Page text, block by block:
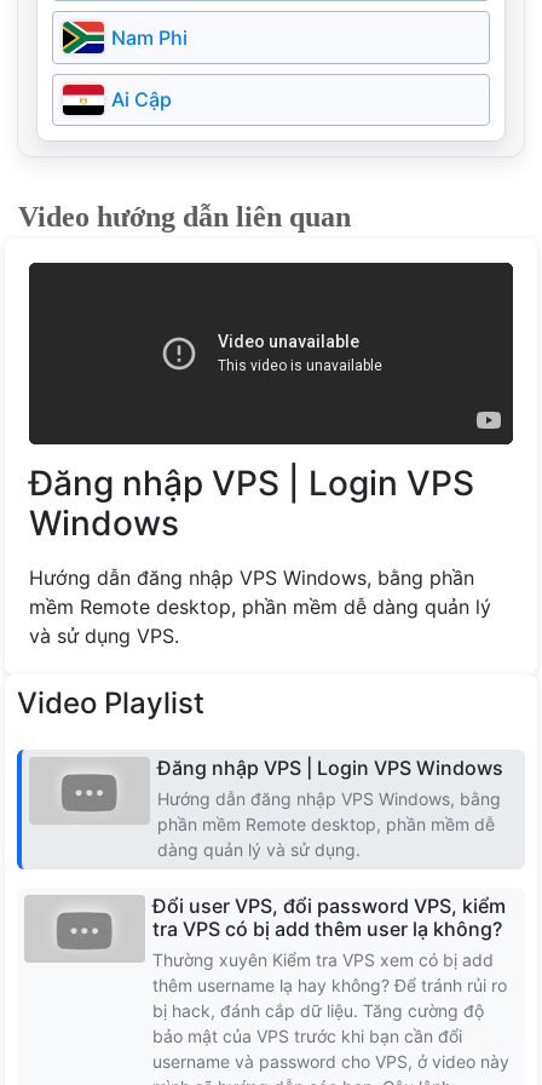
Campuchia
Bangladesh
Myanmar
Bahrain
Nga
Ireland
Bồ Đào Nha
Phần Lan
Đan Mạch
Romania
Lithuania
Iceland
Hungary
Slovakia
Argentina
Nam Phi
Ai Cập
Video hướng dẫn liên quan
Đăng nhập VPS | Login VPS
Windows
Hướng dẫn đăng nhập VPS Windows, bằng phần
mềm Remote desktop, phần mềm dễ dàng quản lý
và sử dụng VPS.
Video Playlist
Đăng nhập VPS | Login VPS Windows
Hướng dẫn đăng nhập VPS Windows, bằng
phần mềm Remote desktop, phần mềm dễ
dàng quản lý và sử dụng.
Đổi user VPS, đổi password VPS, kiểm
tra VPS có bị add thêm user lạ không?
Thường xuyên Kiểm tra VPS xem có bị add
thêm username lạ hay không? Để tránh rủi ro
bị hack, đánh cắp dữ liệu. Tăng cường độ
bảo mật của VPS trước khi bạn cần đổi
username và password cho VPS, ở video này